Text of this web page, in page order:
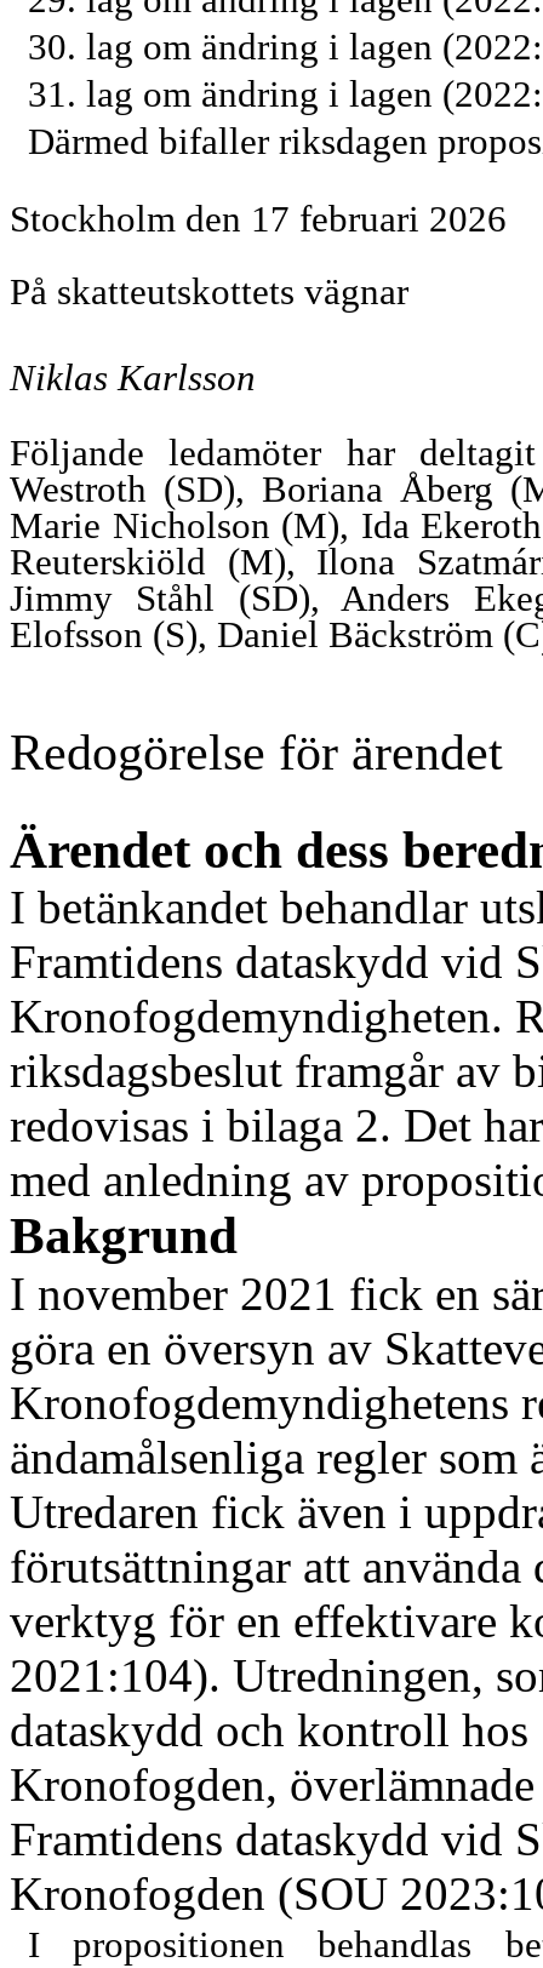
30. lag om ändring i lagen
31. lag om ändring i lagen
Därmed bifaller riksdagen
Stockholm den 17 februari 2026
På skatteutskottets vägnar
Niklas Karlsson
Följande ledamöter har
Westroth (SD), Boriana Åberg
Marie Nicholson (M), Ida
Reuterskiöld (M), Ilona
Jimmy Ståhl (SD), Anders
Elofsson (S), Daniel Bäckström
Redogörelse för ärendet
Ärendet och dess
I betänkandet behandlar
Framtidens dataskydd vid
Kronofogdemyndigheten.
riksdagsbeslut framgår av
redovisas i bilaga 2. Det
med anledning av
Bakgrund
I november 2021 fick en
göra en översyn av
Kronofogdemyndighetens
ändamålsenliga regler som
Utredaren fick även i
förutsättningar att använda
verktyg för en effektivare
2021:104). Utredningen,
dataskydd och kontroll
Kronofogden,
Framtidens dataskydd vid
Kronofogden (SOU
I propositionen behandlas